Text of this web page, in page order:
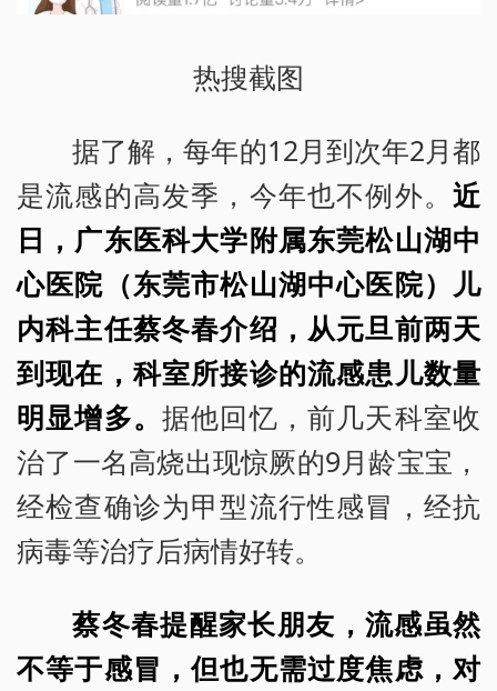
热搜截图
据了解，每年的12月到次年2月都
是流感的高发季，今年也不例外。 近
日，广东医科大学附属东莞松山湖中
心医院（东莞市松山湖中心医院）儿
内科主任蔡冬春介绍，从元旦前两天
到现在，科室所接诊的流感患儿数量
明显增多。 据他回忆，前几天科室收
治了一名高烧出现惊厥的9月龄宝宝，
经检查确诊为甲型流行性感冒，经抗
病毒等治疗后病情好转。
蔡冬春提醒家长朋友，流感虽然
不等于感冒，但也无需过度焦虑，对